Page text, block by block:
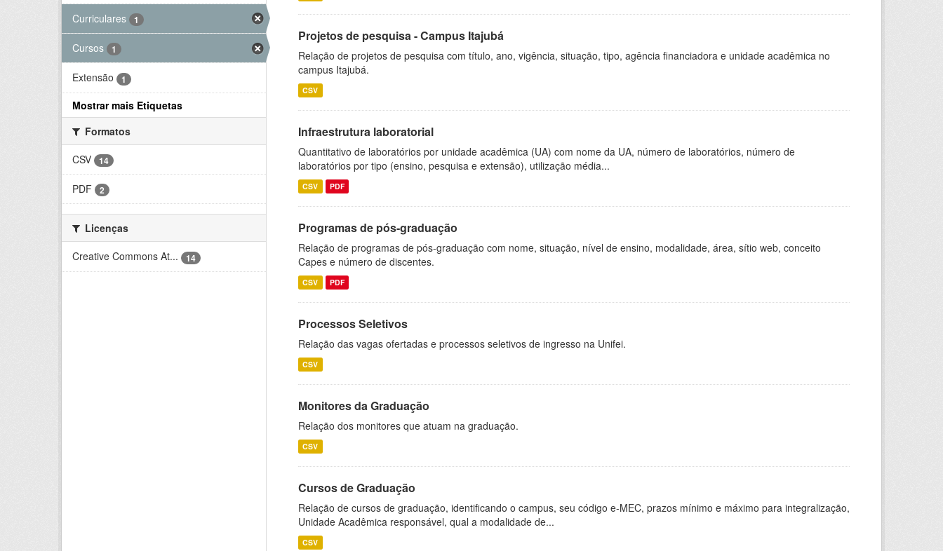
Curriculares 1
Cursos 1
Extensão 1
Mostrar mais Etiquetas
Formatos
CSV
14
PDF 2
Licenças
Creative Commons At...
14
Projetos de pesquisa - Campus Itajubá
Relação de projetos de pesquisa com título, ano, vigência, situação, tipo, agência financiadora e unidade acadêmica no
campus Itajubá.
CSV
Infraestrutura laboratorial
Quantitativo de laboratórios por unidade acadêmica (UA) com nome da UA, número de laboratórios, número de
laboratórios por tipo (ensino, pesquisa e extensão), utilização média...
CSV PDF
Programas de pós-graduação
Relação de programas de pós-graduação com nome, situação, nível de ensino, modalidade, área, sítio web, conceito
Capes e número de discentes.
CSV PDF
Processos Seletivos
Relação das vagas ofertadas e processos seletivos de ingresso na Unifei.
CSV
Monitores da Graduação
Relação dos monitores que atuam na graduação.
CSV
Cursos de Graduação
Relação de cursos de graduação, identificando o campus, seu código e-MEC, prazos mínimo e máximo para integralização,
Unidade Acadêmica responsável, qual a modalidade de...
CSV